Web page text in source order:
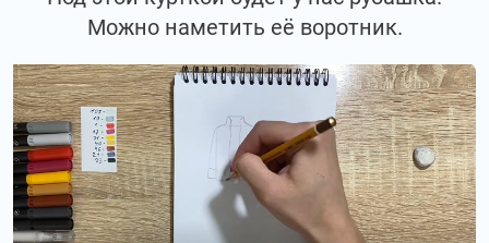
Можно наметить её воротник.